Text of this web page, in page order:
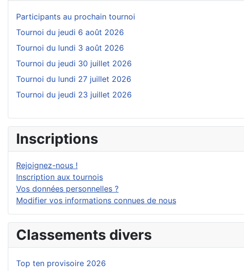
Participants au prochain tournoi
Tournoi du jeudi 6 août 2026
Tournoi du lundi 3 août 2026
Tournoi du jeudi 30 juillet 2026
Tournoi du lundi 27 juillet 2026
Tournoi du jeudi 23 juillet 2026
Inscriptions
Rejoignez-nous !
Inscription aux tournois
Vos données personnelles ?
Modifier vos informations connues de nous
Classements divers
Top ten provisoire 2026